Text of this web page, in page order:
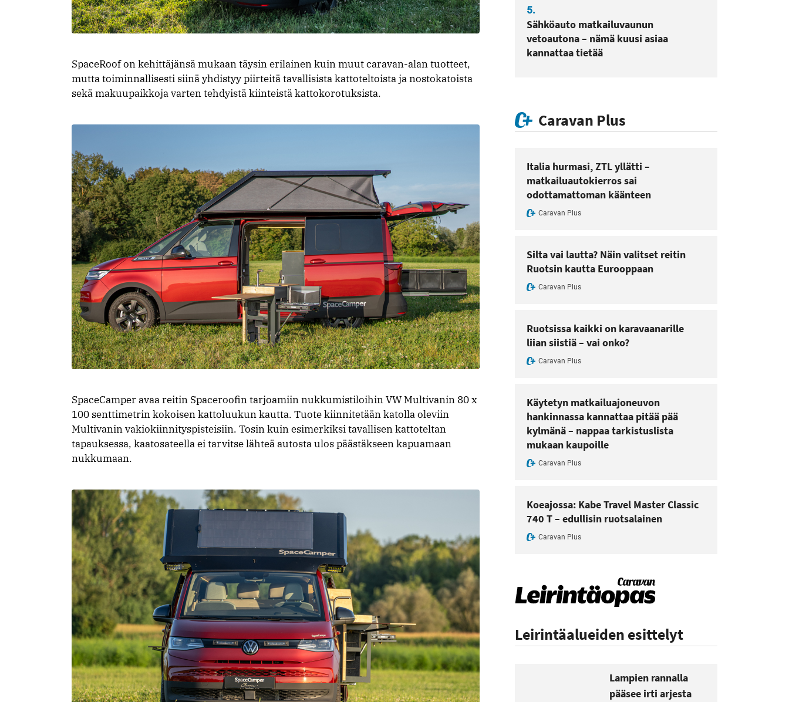
SpaceRoof on kehittäjänsä mukaan täysin erilainen kuin muut caravan-alan tuotteet,
mutta toiminnallisesti siinä yhdistyy piirteitä tavallisista kattoteltoista ja nostokatoista
sekä makuupaikkoja varten tehdyistä kiinteistä kattokorotuksista.
SpaceCamper avaa reitin Spaceroofin tarjoamiin nukkumistiloihin VW Multivanin 80 x
100 senttimetrin kokoisen kattoluukun kautta. Tuote kiinnitetään katolla oleviin
Multivanin vakiokiinnityspisteisiin. Tosin kuin esimerkiksi tavallisen kattoteltan
tapauksessa, kaatosateella ei tarvitse lähteä autosta ulos päästäkseen kapuamaan
nukkumaan.
5.
Sähköauto matkailuvaunun
vetoautona – nämä kuusi asiaa
kannattaa tietää
Caravan Plus
Italia hurmasi, ZTL yllätti –
matkailuautokierros sai
odottamattoman käänteen
Caravan Plus
Silta vai lautta? Näin valitset reitin
Ruotsin kautta Eurooppaan
Caravan Plus
Ruotsissa kaikki on karavaanarille
liian siistiä – vai onko?
Caravan Plus
Käytetyn matkailuajoneuvon
hankinnassa kannattaa pitää pää
kylmänä – nappaa tarkistuslista
mukaan kaupoille
Caravan Plus
Koeajossa: Kabe Travel Master Classic
740 T – edullisin ruotsalainen
Caravan Plus
Leirintäalueiden esittelyt
Lampien rannalla
pääsee irti arjesta